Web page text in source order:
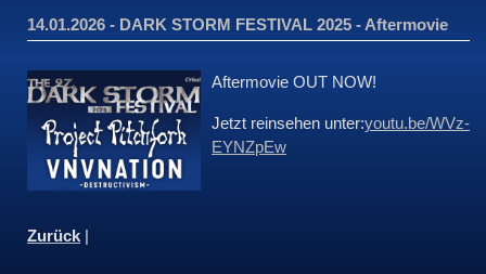
14.01.2026 - DARK STORM FESTIVAL 2025 - Aftermovie
Aftermovie OUT NOW!
Jetzt reinsehen unter:youtu.be/WVz-
EYNZpEw
Zurück |